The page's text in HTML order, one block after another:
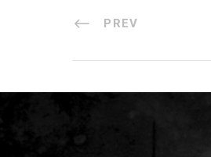
PREV